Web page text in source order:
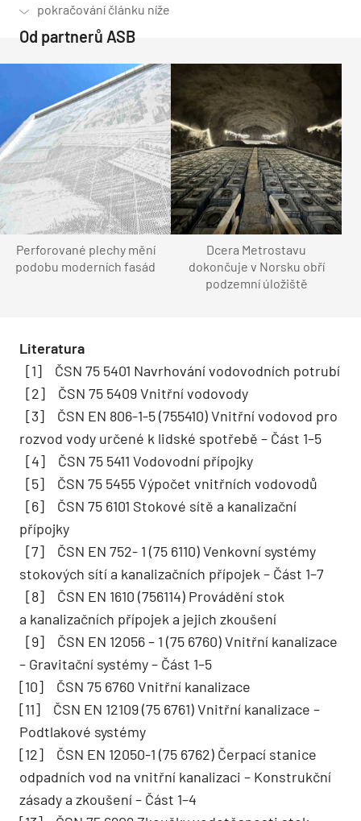
Od partnerů ASB
Perforované plechy mění
podobu moderních fasád
Dcera Metrostavu
dokončuje v Norsku obří
podzemní úložiště
Literatura
[1] ČSN 75 5401 Navrhování vodovodních potrubí
[2] ČSN 75 5409 Vnitřní vodovody
[3] ČSN EN 806-1-5 (755410) Vnitřní vodovod pro
rozvod vody určené k lidské spotřebě – Část 1–5
[4] ČSN 75 5411 Vodovodní přípojky
[5] ČSN 75 5455 Výpočet vnitřních vodovodů
[6] ČSN 75 6101 Stokové sítě a kanalizační
přípojky
[7] ČSN EN 752- 1 (75 6110) Venkovní systémy
stokových sítí a kanalizačních přípojek – Část 1–7
[8] ČSN EN 1610 (756114) Provádění stok
a kanalizačních přípojek a jejich zkoušení
[9] ČSN EN 12056 – 1 (75 6760) Vnitřní kanalizace
– Gravitační systémy – Část 1–5
[10] ČSN 75 6760 Vnitřní kanalizace
[11] ČSN EN 12109 (75 6761) Vnitřní kanalizace –
Podtlakové systémy
[12] ČSN EN 12050-1 (75 6762) Čerpací stanice
odpadních vod na vnitřní kanalizaci – Konstrukční
zásady a zkoušení – Část 1–4